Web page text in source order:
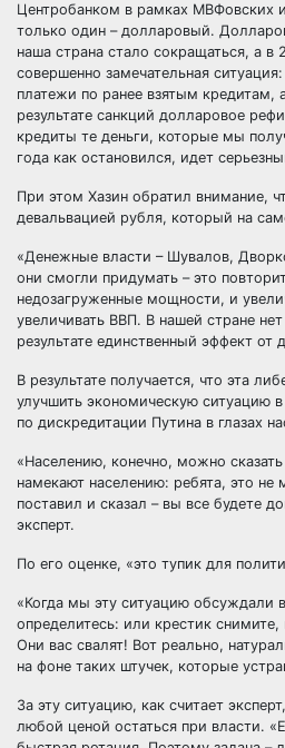
Центробанком в рамках МВФовских
только один – долларовый.
наша страна стало сокращаться, а
совершенно замечательная
платежи по ранее взятым
результате санкций долларовое
кредиты те деньги, которые мы
года как остановился, идет
При этом Хазин обратил внимание,
девальвацией рубля, который на
«Денежные власти – Шувалов,
они смогли придумать – это
недозагруженные мощности, и
увеличивать ВВП. В нашей стране
результате единственный эффект от
В результате получается, что эта
улучшить экономическую ситуацию
по дискредитации Путина в глазах
«Населению, конечно, можно
намекают населению: ребята, это
поставил и сказал – вы все будете
эксперт.
По его оценке, «это тупик для
«Когда мы эту ситуацию обсуждали
определитесь: или крестик
Они вас свалят! Вот реально,
на фоне таких штучек, которые
За эту ситуацию, как считает
любой ценой остаться при власти.